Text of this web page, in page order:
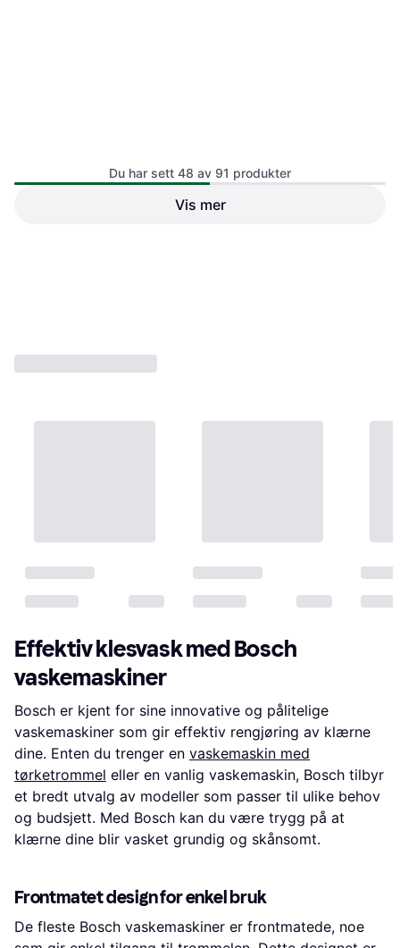
Bosch WGG244ZMSN
Du har sett 48 av 91 produkter
Vis mer
Effektiv klesvask med Bosch
vaskemaskiner
Bosch er kjent for sine innovative og pålitelige
vaskemaskiner som gir effektiv rengjøring av klærne
dine. Enten du trenger en vaskemaskin med
tørketrommel eller en vanlig vaskemaskin, Bosch tilbyr
et bredt utvalg av modeller som passer til ulike behov
og budsjett. Med Bosch kan du være trygg på at
klærne dine blir vasket grundig og skånsomt.
Frontmatet design for enkel bruk
De fleste Bosch vaskemaskiner er frontmatede, noe